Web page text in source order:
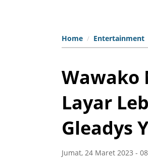
Home Entertainment
Wawako
Layar
Gleadys
Jumat, 24 Maret 2023 -